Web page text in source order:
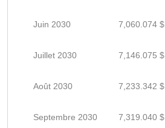
Juin 2030 7,060.074 $
Juillet 2030 7,146.075 $
Août 2030 7,233.342 $
Septembre 2030 7,319.040 $